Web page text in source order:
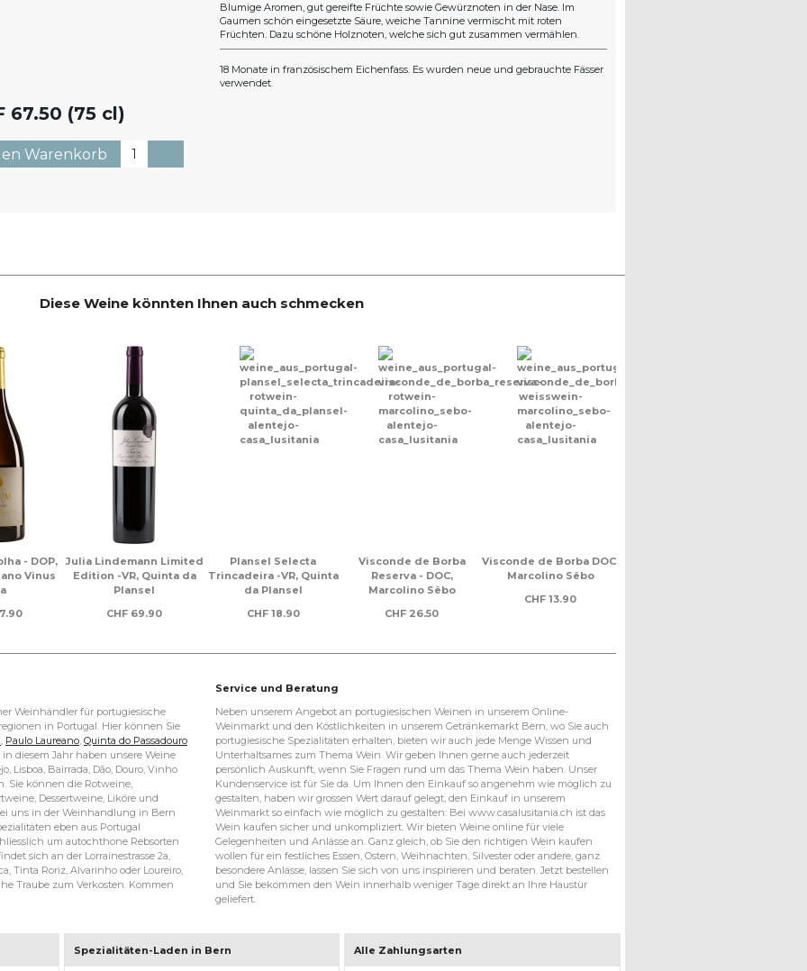
67.50 (75 cl)
Blumige Aromen, gut gereifte Früchte sowie Gewürznoten in der Nase. Im
Gaumen schön eingesetzte Säure, weiche Tannine vermischt mit roten
Früchten. Dazu schöne Holznoten, welche sich gut zusammen vermählen.
18 Monate in französischem Eichenfass. Es wurden neue und gebrauchte Fässer
verwendet.
Diese Weine könnten Ihnen auch schmecken
- DOP,
Vinus
Julia Lindemann Limited
Edition -VR, Quinta da
Plansel
CHF 69.90
Plansel Selecta
Trincadeira -VR, Quinta
da Plansel
CHF18.90
Visconde de Borba
Reserva - DOC,
Marcolino Sêbo
CHF 26.50
Visconde de Borba DOC,
Marcolino Sêbo
CHF 13.90
Weinhändler für portugiesische
in Portugal. Hier können Sie
, Paulo Laureano, Quinta do Passadouro
diesem Jahr haben unsere Weine
Lisboa, Bairrada, Dão, Douro, Vinho
Sie können die Rotweine,
Dessertweine, Liköre und
uns in der Weinhandlung in Bern
eben aus Portugal
um autochthone Rebsorten
sich an der Lorrainestrasse 2a,
Tinta Roriz, Alvarinho oder Loureiro,
Traube zum Verkosten. Kommen
Service und Beratung
Neben unserem Angebot an portugiesischen Weinen in unserem Online-
Weinmarkt und den Köstlichkeiten in unserem Getränkemarkt Bern, wo Sie auch
portugiesische Spezialitäten erhalten, bieten wir auch jede Menge Wissen und
Unterhaltsames zum Thema Wein. Wir geben Ihnen gerne auch jederzeit
persönlich Auskunft, wenn Sie Fragen rund um das Thema Wein haben. Unser
Kundenservice ist für Sie da. Um Ihnen den Einkauf so angenehm wie möglich zu
gestalten, haben wir grossen Wert darauf gelegt, den Einkauf in unserem
Weinmarkt so einfach wie möglich zu gestalten: Bei www.casalusitania.ch ist das
Wein kaufen sicher und unkompliziert. Wir bieten Weine online für viele
Gelegenheiten und Anlässe an. Ganz gleich, ob Sie den richtigen Wein kaufen
wollen für ein festliches Essen, Ostern, Weihnachten, Silvester oder andere, ganz
besondere Anlässe, lassen Sie sich von uns inspirieren und beraten. Jetzt bestellen
und Sie bekommen den Wein innerhalb weniger Tage direkt an Ihre Haustür
geliefert.
Spezialitäten-Laden in Bern Alle Zahlungsarten